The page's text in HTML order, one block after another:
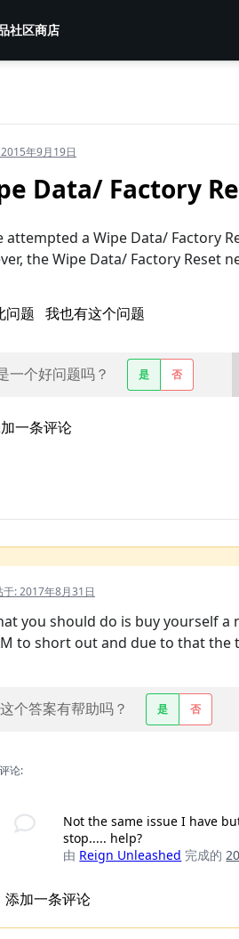
社区商店
2015年9月19日
Data/ Factory
attempted a Wipe Data/ Factory
the Wipe Data/ Factory Reset
问题 我也有这个问题
一个好问题吗？ 是 否
一条评论
于:2017年8月31日
you should do is buy yourself
to short out and due to that
这个答案有帮助吗？ 是 否
论:
Not the same issue I have
stop..... help?
由 Reign Unleashed 完成的
添加一条评论